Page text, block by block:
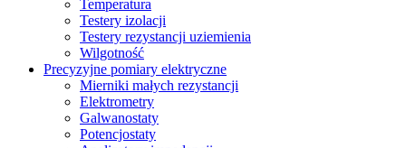
Temperatura
Testery izolacji
Testery rezystancji uziemienia
Wilgotność
Precyzyjne pomiary elektryczne
Mierniki małych rezystancji
Elektrometry
Galwanostaty
Potencjostaty